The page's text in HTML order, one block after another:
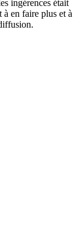
ingérences était
en faire plus et à